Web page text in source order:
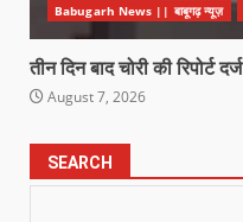
Babugarh News || बाबूगढ़ न्यूज़
तीन दिन बाद चोरी की रिपोर्ट दर्ज
August 7, 2026
SEARCH